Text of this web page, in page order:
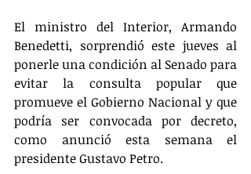
El ministro del Interior, Armando
Benedetti, sorprendió este jueves al
ponerle una condición al Senado para
evitar la consulta popular que
promueve el Gobierno Nacional y que
podría ser convocada por decreto,
como anunció esta semana el
presidente Gustavo Petro.